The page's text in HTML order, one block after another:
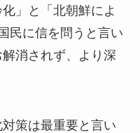
」と「北朝鮮によ
民に信を問うと言い
消されず、より深
策は最重要と言い